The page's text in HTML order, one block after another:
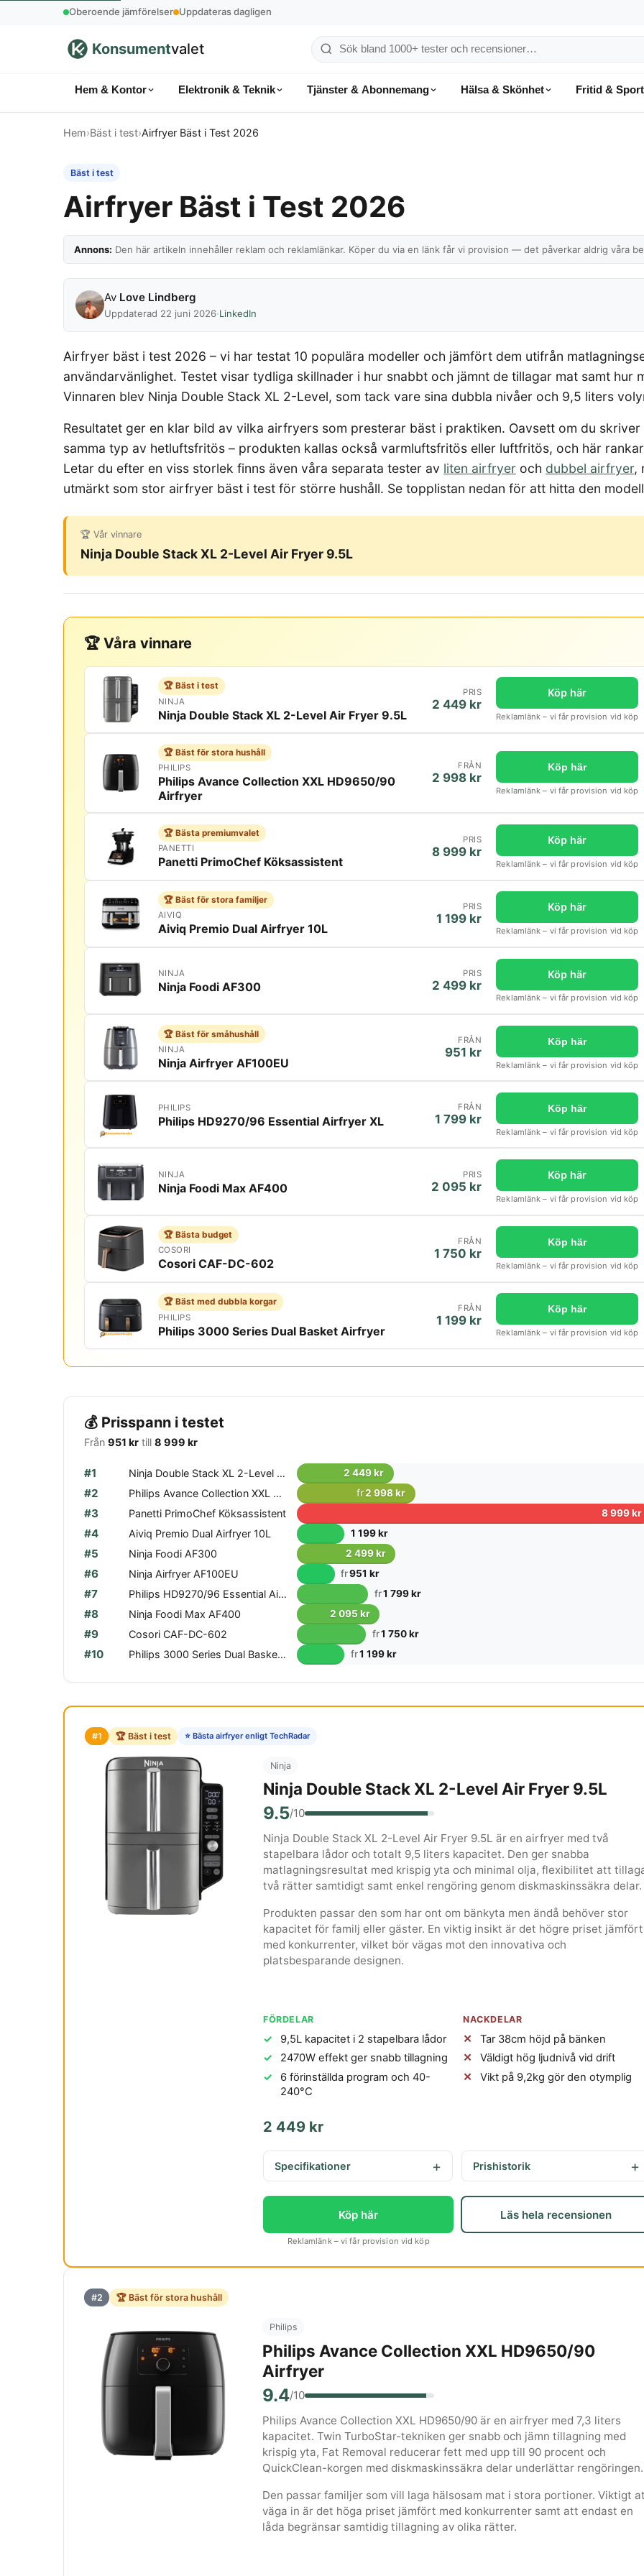
Oberoende jämförelser Uppdateras dagligen
Konsumentvalet
Sök
konsumentvalet
Hem & Kontor Elektronik & Teknik Tjänster & Abonnemang Hälsa & Skönhet Fritid & Sport
Hem›Bäst i test›Airfryer Bäst i Test 2026
Bäst i test
Airfryer Bäst i Test 2026
Annons: Den här artikeln innehåller reklam och reklamlänkar. Köper du via en länk får vi provision — det påverkar aldrig våra
Av Love Lindberg
Uppdaterad 22 juni 2026·LinkedIn
Airfryer bäst i test 2026 – vi har testat 10 populära modeller och jämfört dem utifrån
användarvänlighet. Testet visar tydliga skillnader i hur snabbt och jämnt de tillagar mat samt hur
Vinnaren blev Ninja Double Stack XL 2-Level, som tack vare sina dubbla nivåer och 9,5 liters
Resultatet ger en klar bild av vilka airfryers som presterar bäst i praktiken. Oavsett om du
samma typ av hetluftsfritös – produkten kallas också varmluftsfritös eller luftfritös, och här
Letar du efter en viss storlek finns även våra separata tester av liten airfryer och dubbel airfryer,
utmärkt som stor airfryer bäst i test för större hushåll. Se topplistan nedan för att hitta den
🏆 Vår vinnare
Ninja Double Stack XL 2-Level Air Fryer 9.5L
🏆 Våra vinnare
🏆 Bäst i test
NINJA
Ninja Double Stack XL 2-Level Air Fryer 9.5L
PRIS
2 449 kr
Köp här
Reklamlänk – vi får provision vid köp
🏆 Bäst för stora hushåll
PHILIPS
Philips Avance Collection XXL HD9650/90
Airfryer
FRÅN
2 998 kr
Köp här
Reklamlänk – vi får provision vid köp
🏆 Bästa premiumvalet
PANETTI
Panetti PrimoChef Köksassistent
PRIS
8 999 kr
Köp här
Reklamlänk – vi får provision vid köp
🏆 Bäst för stora familjer
AIVIQ
Aiviq Premio Dual Airfryer 10L
PRIS
1 199 kr
Köp här
Reklamlänk – vi får provision vid köp
NINJA
Ninja Foodi AF300
PRIS
2 499 kr
Köp här
Reklamlänk – vi får provision vid köp
🏆 Bäst för småhushåll
NINJA
Ninja Airfryer AF100EU
FRÅN
951 kr
Köp här
Reklamlänk – vi får provision vid köp
PHILIPS
Philips HD9270/96 Essential Airfryer XL
FRÅN
1 799 kr
Köp här
Reklamlänk – vi får provision vid köp
NINJA
Ninja Foodi Max AF400
PRIS
2 095 kr
Köp här
Reklamlänk – vi får provision vid köp
🏆 Bästa budget
COSORI
Cosori CAF-DC-602
FRÅN
1 750 kr
Köp här
Reklamlänk – vi får provision vid köp
🏆 Bäst med dubbla korgar
PHILIPS
Philips 3000 Series Dual Basket Airfryer
FRÅN
1 199 kr
Köp här
Reklamlänk – vi får provision vid köp
💰 Prisspann i testet
Från 951 kr till 8 999 kr
#1 Ninja Double Stack XL 2-Level Air Fryer 9.5L 2 449 kr
#2 Philips Avance Collection XXL HD9650/90 Airfryer fr2 998 kr
#3 Panetti PrimoChef Köksassistent 8 999 kr
#4 Aiviq Premio Dual Airfryer 10L 1 199 kr
#5 Ninja Foodi AF300 2 499 kr
#6 Ninja Airfryer AF100EU fr951 kr
#7 Philips HD9270/96 Essential Airfryer XL fr1 799 kr
#8 Ninja Foodi Max AF400 2 095 kr
#9 Cosori CAF-DC-602 fr1 750 kr
#10 Philips 3000 Series Dual Basket Airfryer fr1 199 kr
#1 🏆 Bäst i test ⭐ Bästa airfryer enligt TechRadar
Ninja
Ninja Double Stack XL 2-Level Air Fryer 9.5L
9.5/10
Ninja Double Stack XL 2-Level Air Fryer 9.5L är en airfryer med två
stapelbara lådor och totalt 9,5 liters kapacitet. Den ger snabba
matlagningsresultat med krispig yta och minimal olja, flexibilitet att
två rätter samtidigt samt enkel rengöring genom diskmaskinssäkra delar.
Produkten passar den som har ont om bänkyta men ändå behöver stor
kapacitet för familj eller gäster. En viktig insikt är det högre priset jämfört
med konkurrenter, vilket bör vägas mot den innovativa och
platsbesparande designen.
FÖRDELAR
9,5L kapacitet i 2 stapelbara lådor
2470W effekt ger snabb tillagning
6 förinställda program och 40-
240°C
NACKDELAR
Tar 38cm höjd på bänken
Väldigt hög ljudnivå vid drift
Vikt på 9,2kg gör den otymplig
2 449 kr
Specifikationer Prishistorik
Köp här
Reklamlänk – vi får provision vid köp
Läs hela recensionen
#2 🏆 Bäst för stora hushåll
Philips
Philips Avance Collection XXL HD9650/90
Airfryer
9.4/10
Philips Avance Collection XXL HD9650/90 är en airfryer med 7,3 liters
kapacitet. Twin TurboStar-tekniken ger snabb och jämn tillagning med
krispig yta, Fat Removal reducerar fett med upp till 90 procent och
QuickClean-korgen med diskmaskinssäkra delar underlättar rengöringen.
Den passar familjer som vill laga hälsosam mat i stora portioner. Viktigt
väga in är det höga priset jämfört med konkurrenter samt att endast en
låda begränsar samtidig tillagning av olika rätter.